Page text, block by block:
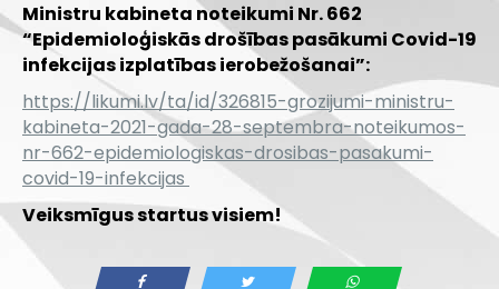
Ministru kabineta noteikumi Nr. 662
“Epidemioloģiskās drošības pasākumi Covid-19
infekcijas izplatības ierobežošanai”:
https://likumi.lv/ta/id/326815-grozijumi-ministru-
kabineta-2021-gada-28-septembra-noteikumos-
nr-662-epidemiologiskas-drosibas-pasakumi-
covid-19-infekcijas
Veiksmīgus startus visiem!